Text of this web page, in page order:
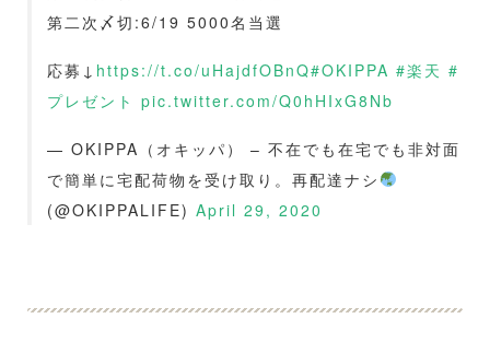
第二次〆切:6/19 5000名当選
応募↓ https://t.co/uHajdfOBnQ#OKIPPA #楽天 #
プレゼント pic.twitter.com/Q0hHIxG8Nb
— OKIPPA（オキッパ） – 不在でも在宅でも非対面
で簡単に宅配荷物を受け取り。再配達ナシ
(@OKIPPALIFE) April 29, 2020